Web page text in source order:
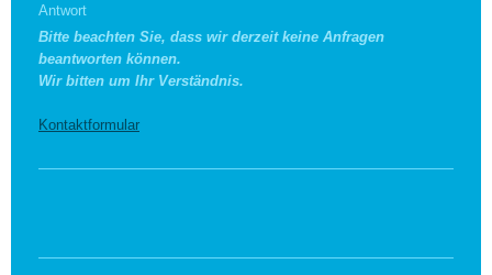
Antwort
Bitte beachten Sie, dass wir derzeit keine Anfragen
beantworten können.
Wir bitten um Ihr Verständnis.
Kontaktformular